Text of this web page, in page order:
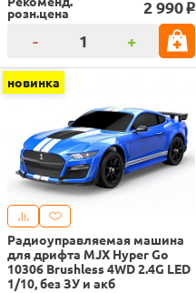
розн.цена 2 990 o
- +
новинка
Радиоуправляемая машина
для дрифта MJX Hyper Go
10306 Brushless 4WD 2.4G LED
1/10, без ЗУ и акб